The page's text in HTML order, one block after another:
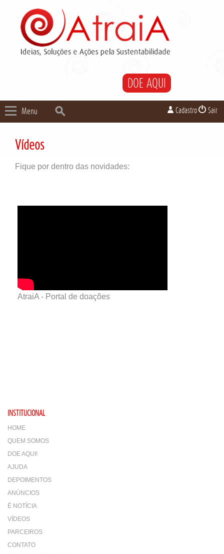
Cadastro Sair
DOE AQUI
Menu
Vídeos
Fique por dentro das novidades:
AtraiA - Portal de doações
INSTITUCIONAL
HOME
QUEM SOMOS
DOE AQUI!
AJUDA
DEPOIMENTOS
ANÚNCIOS
É NOTÍCIA
VÍDEOS
PARCEIROS
CONTATO